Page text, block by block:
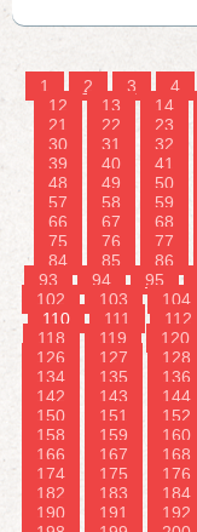
1
2 3 4
12
13 14
21
22 23
30
31 32
39
40 41
48
49 50
57
58 59
66
67 68
75
76 77
84
85 86
93
94 95
102
103 104
110
111 112
118
119 120
126
127 128
134
135 136
142
143 144
150
151 152
158
159 160
166
167 168
174
175 176
182
183 184
190
191 192